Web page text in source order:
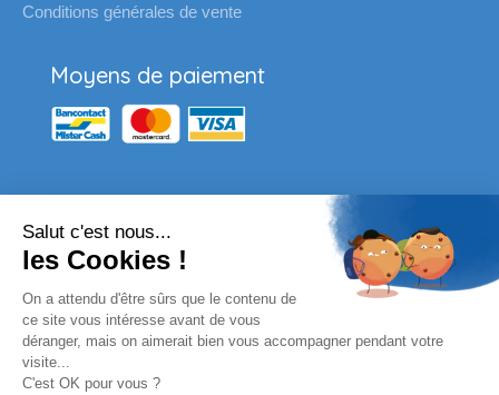
Conditions générales de vente
Moyens de paiement
Nos partenaires
Vous souhaitez passer une
commande pour votre école ?
Envoyez un email à l'adresse habituelle ou
Salut c'est nous...
les Cookies !
On a attendu d'être sûrs que le contenu de
ce site vous intéresse avant de vous
déranger, mais on aimerait bien vous accompagner pendant votre
visite...
C'est OK pour vous ?